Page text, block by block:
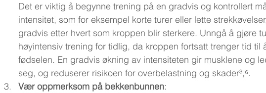
Det er viktig å begynne trening på en gradvis og kontrollert
intensitet, som for eksempel korte turer eller lette
gradvis etter hvert som kroppen blir sterkere. Unngå å gjøre
høyintensiv trening for tidlig, da kroppen fortsatt trenger tid til
fødselen. En gradvis økning av intensiteten gir musklene og
seg, og reduserer risikoen for overbelastning og skader³,⁶.
Vær oppmerksom på bekkenbunnen: